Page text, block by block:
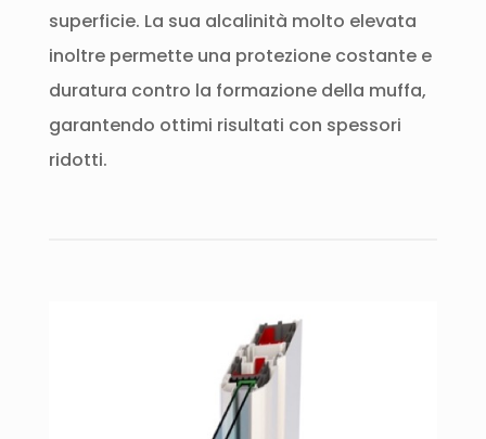
superficie. La sua alcalinità molto elevata
inoltre permette una protezione costante e
duratura contro la formazione della muffa,
garantendo ottimi risultati con spessori
ridotti.